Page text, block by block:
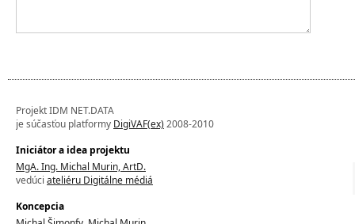
Projekt IDM NET.DATA
je súčasťou platformy DigiVAF(ex)2008-2010
Iniciátor a idea projektu
MgA. Ing. Michal Murin, ArtD.
vedúci ateliéru Digitálne médiá
Koncepcia